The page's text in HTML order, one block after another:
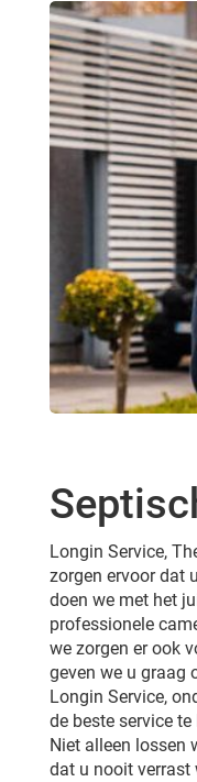
Longin Service,
zorgen ervoor dat
doen we met het
professionele
we zorgen er ook
geven we u graag
Longin Service,
de beste service te
Niet alleen lossen
dat u nooit verrast